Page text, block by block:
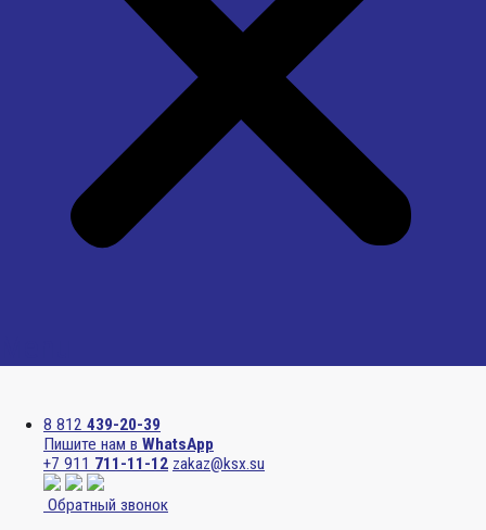
8 812 439-20-39
Пишите нам в WhatsApp
+7 911 711-11-12 zakaz@ksx.su
Обратный звонок